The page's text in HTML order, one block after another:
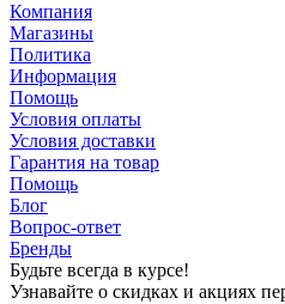
Компания
Магазины
Политика
Информация
Помощь
Условия оплаты
Условия доставки
Гарантия на товар
Помощь
Блог
Вопрос-ответ
Бренды
Будьте всегда в курсе!
Узнавайте о скидках и акциях